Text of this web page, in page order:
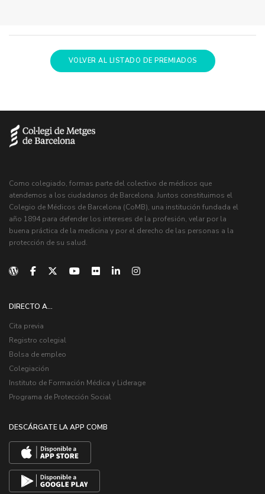
VOLVER AL LISTADO DE PREMIADOS
Como colegiado, formas parte del colectivo de médicos que
atendemos a los ciudadanos de Barcelona. Juntos constituimos el
Colegio de Médicos de Barcelona (CoMB), una institución fundada el
año 1894 para defender los intereses de la profesión, velar por la
buena práctica de la medicina y por el derecho de las personas a la
protección de su salud.
DIRECTO A...
Cita previa
Registro colegial
Bolsa de empleo
Colegiación
Instituto de Formación Médica y Liderage
Programa de Protección Social
DESCÁRGATE LA APP COMB